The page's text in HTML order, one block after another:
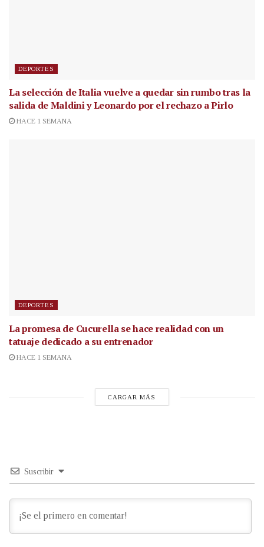
DEPORTES
La selección de Italia vuelve a quedar sin rumbo tras la
salida de Maldini y Leonardo por el rechazo a Pirlo
HACE 1 SEMANA
DEPORTES
La promesa de Cucurella se hace realidad con un
tatuaje dedicado a su entrenador
HACE 1 SEMANA
CARGAR MÁS
Suscribir